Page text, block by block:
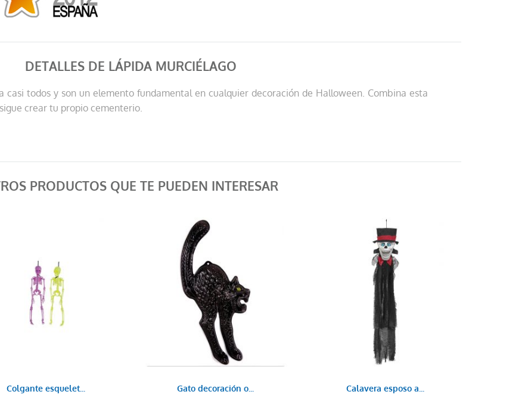
DETALLES DE LÁPIDA MURCIÉLAGO
casi todos y son un elemento fundamental en cualquier decoración de Halloween. Combina esta
crear tu propio cementerio.
PRODUCTOS QUE TE PUEDEN INTERESAR
Colgante esquelet... Gato decoración o... Calavera esposo a...